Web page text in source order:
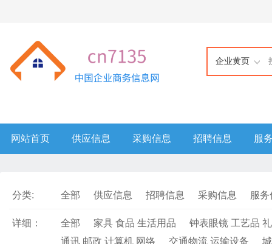
企业黄页
网站首页 供应信息 采购信息 招聘信息 服
分类: 全部 供应信息 招聘信息 采购信息 服
详细： 全部 家具 食品 生活用品
钟表眼镜 工艺品
通讯 邮政 计算机 网络
交通物流 运输设备